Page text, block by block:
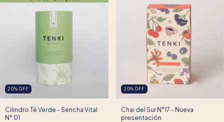
20% OFF
Cilindro Té Verde - Sencha Vital
N° 01
20% OFF
Chai del Sur N°17 - Nueva
presentación